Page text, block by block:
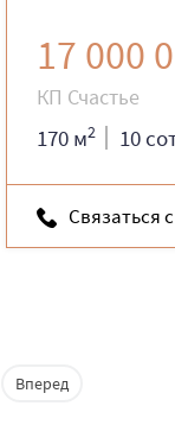
17 000
КП Счастье
170 м2 10
Связаться
Вперед